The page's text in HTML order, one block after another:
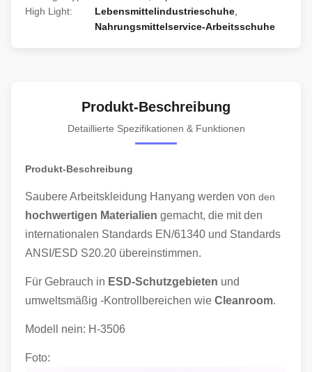
High Light:
Lebensmittelindustrieschuhe
Nahrungsmittelservice-Arbeitsschuhe
Produkt-Beschreibung
Detaillierte Spezifikationen & Funktionen
Produkt-Beschreibung
Saubere Arbeitskleidung Hanyang werden von den
hochwertigen Materialien gemacht, die mit den
internationalen Standards EN/61340 und Standards
ANSI/ESD S20.20 übereinstimmen.
Für Gebrauch in ESD-Schutzgebieten und
umweltsmäßig -Kontrollbereichen wie Cleanroom.
Modell nein: H-3506
Foto: